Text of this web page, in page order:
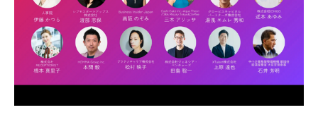
PRESIDENT
代表紹介
Service
サービス紹介